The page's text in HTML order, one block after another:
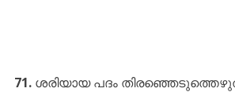
71.ശരിയായ പദം